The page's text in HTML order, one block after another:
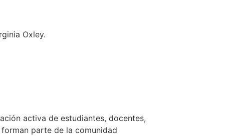
Oxley.
activa de estudiantes, docentes,
parte de la comunidad